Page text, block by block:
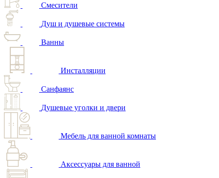
Смесители
Душ и душевые системы
Ванны
Инсталляции
Санфаянс
Душевые уголки и двери
Мебель для ванной комнаты
Аксессуары для ванной